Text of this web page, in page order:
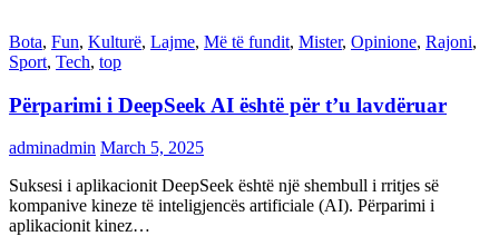
Bota, Fun, Kulturë, Lajme, Më të fundit, Mister, Opinione, Rajoni,
Sport, Tech, top
Përparimi i DeepSeek AI është për t’u lavdëruar
adminadmin March 5, 2025
Suksesi i aplikacionit DeepSeek është një shembull i rritjes së
kompanive kineze të inteligjencës artificiale (AI). Përparimi i
aplikacionit kinez…